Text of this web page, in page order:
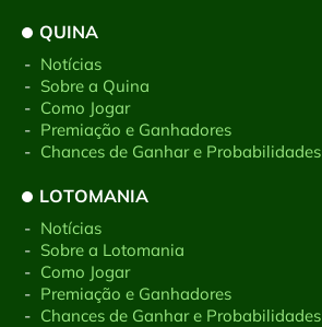
QUINA
- Notícias
- Sobre a Quina
- Como Jogar
- Premiação e Ganhadores
- Chances de Ganhar e Probabilidades
LOTOMANIA
- Notícias
- Sobre a Lotomania
- Como Jogar
- Premiação e Ganhadores
- Chances de Ganhar e Probabilidades